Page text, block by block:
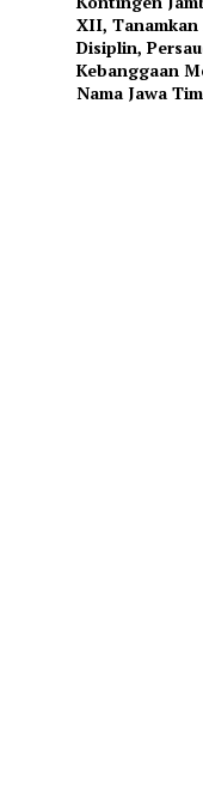
XII, Tanamkan
Disiplin,
Kebanggaan
Nama Jawa